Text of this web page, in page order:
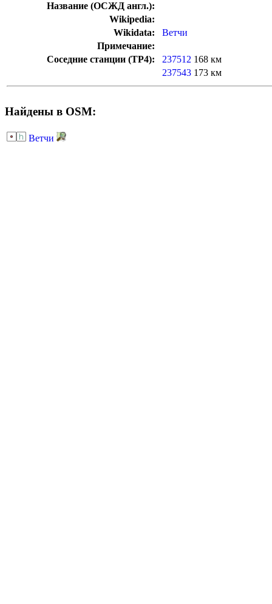
Название (ОСЖД англ.):
Wikipedia:
Wikidata:
Ветчи
Примечание:
Соседние станции (ТР4):
237512 168 км
237543 173 км
Найдены в OSM:
Ветчи